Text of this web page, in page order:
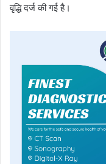
वृद्धि दर्ज की गई है।